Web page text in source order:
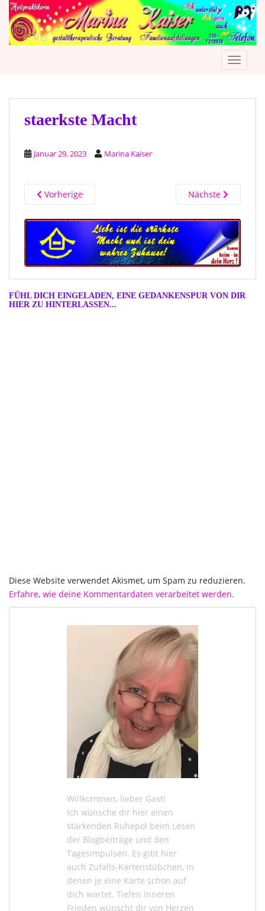
staerkste Macht
Januar 29, 2023 Marina Kaiser
Vorherige Nächste
FÜHL DICH EINGELADEN, EINE GEDANKENSPUR VON DIR
HIER ZU HINTERLASSEN...
Diese Website verwendet Akismet, um Spam zu reduzieren.
Erfahre, wie deine Kommentardaten verarbeitet werden.
Willkommen, lieber Gast!
Ich wünsche dir hier einen
stärkenden Ruhepol beim Lesen
der Blogbeiträge und den
Tagesimpulsen. Es gibt hier
auch Zufalls-Kartenstübchen, in
denen je eine Karte schon auf
dich wartet. Tiefen inneren
Frieden wünscht dir von Herzen